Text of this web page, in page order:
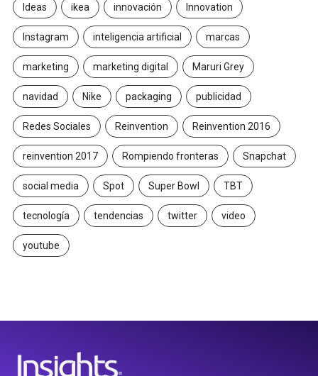
Ideas ikea innovación Innovation
Instagram inteligencia artificial marcas
marketing marketing digital Maruri Grey
navidad Nike packaging publicidad
Redes Sociales Reinvention Reinvention 2016
reinvention 2017 Rompiendo fronteras Snapchat
social media Spot Super Bowl TBT
tecnología tendencias twitter video
youtube